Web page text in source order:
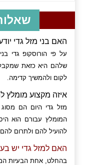
האם בני מזל גדי
על פי הורוסקופ גדי
שלהם היא כזאת
לקום ולהמשיך קדימה.
איזה מקצוע מומלץ
מזל גדי היום הם
המומלץ עבורם הוא
להועיל להם ולתרום
האם למזל גדי יש
בהחלט, אחת הבעיות